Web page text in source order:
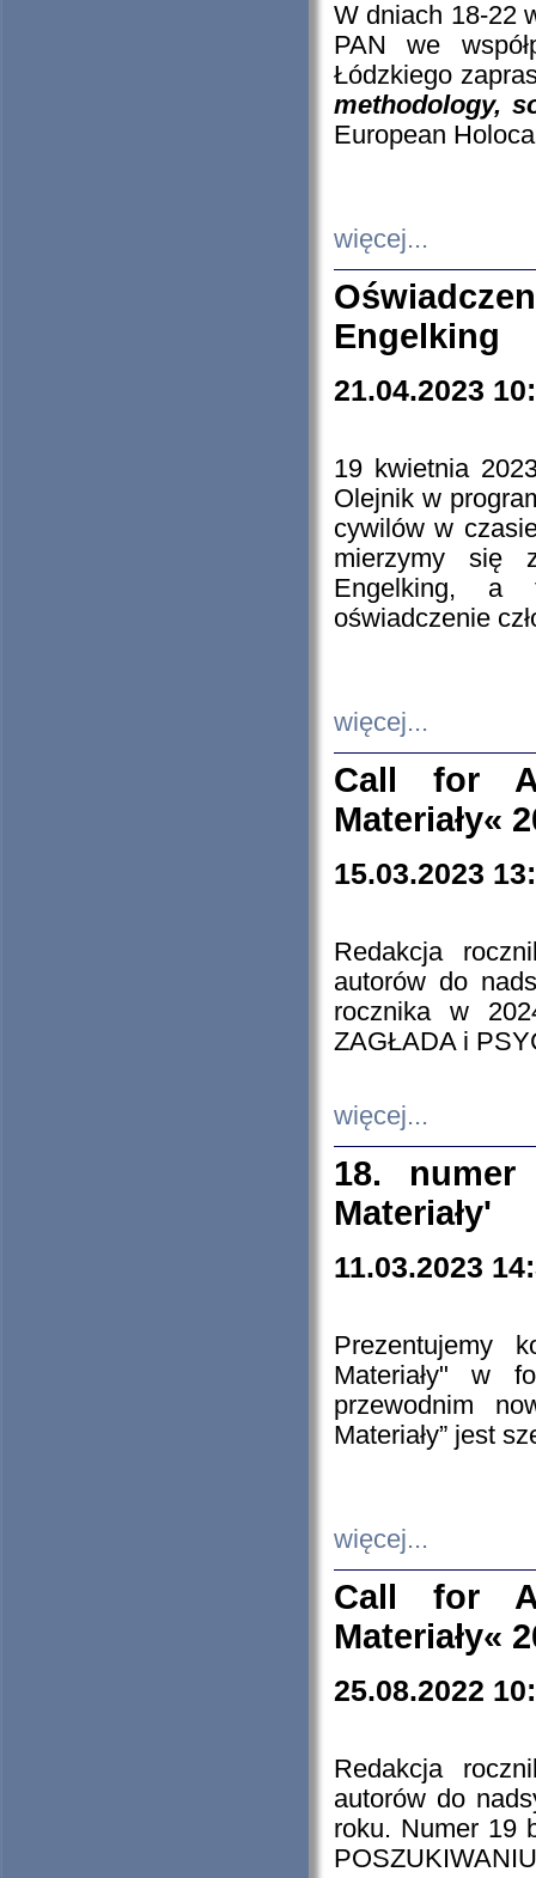
W dniach 18-22
PAN we
Łódzkiego
methodology,
European
więcej...
Engelking
21.04.2023
19 kwietnia
Olejnik w
cywilów w
mierzymy się
Engelking, a
oświadczenie
więcej...
Call for
Materiały«
15.03.2023
Redakcja
autorów do
rocznika w
ZAGŁADA i
więcej...
18. numer
Materiały'
11.03.2023
Prezentujemy
Materiały" w
przewodnim
Materiały” jest
więcej...
Call for
Materiały«
25.08.2022
Redakcja
autorów do
roku. Numer 19